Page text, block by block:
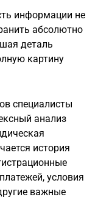
информации не
абсолютно
деталь
картину
специалисты
анализ
история
условия
важные